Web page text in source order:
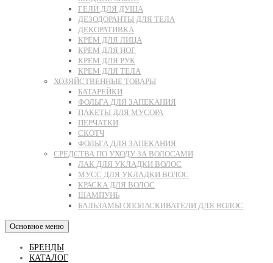
ГЕЛИ ДЛЯ ДУША
ДЕЗОДОРАНТЫ ДЛЯ ТЕЛА
ДЕКОРАТИВКА
КРЕМ ДЛЯ ЛИЦА
КРЕМ ДЛЯ НОГ
КРЕМ ДЛЯ РУК
КРЕМ ДЛЯ ТЕЛА
ХОЗЯЙСТВЕННЫЕ ТОВАРЫ
БАТАРЕЙКИ
ФОЛЬГА ДЛЯ ЗАПЕКАНИЯ
ПАКЕТЫ ДЛЯ МУСОРА
ПЕРЧАТКИ
СКОТЧ
ФОЛЬГА ДЛЯ ЗАПЕКАНИЯ
СРЕДСТВА ПО УХОДУ ЗА ВОЛОСАМИ
ЛАК ДЛЯ УКЛАДКИ ВОЛОС
МУСС ДЛЯ УКЛАДКИ ВОЛОС
КРАСКА ДЛЯ ВОЛОС
ШАМПУНЬ
БАЛЬЗАМЫ ОПОЛАСКИВАТЕЛИ ДЛЯ ВОЛОС
Основное меню
БРЕНДЫ
КАТАЛОГ